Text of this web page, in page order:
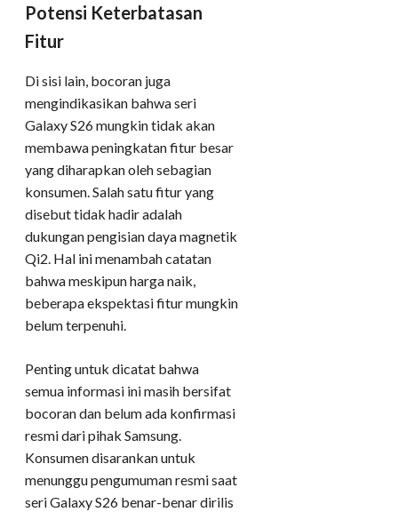
Potensi Keterbatasan
Fitur
Di sisi lain, bocoran juga
mengindikasikan bahwa seri
Galaxy S26 mungkin tidak akan
membawa peningkatan fitur besar
yang diharapkan oleh sebagian
konsumen. Salah satu fitur yang
disebut tidak hadir adalah
dukungan pengisian daya magnetik
Qi2. Hal ini menambah catatan
bahwa meskipun harga naik,
beberapa ekspektasi fitur mungkin
belum terpenuhi.
Penting untuk dicatat bahwa
semua informasi ini masih bersifat
bocoran dan belum ada konfirmasi
resmi dari pihak Samsung.
Konsumen disarankan untuk
menunggu pengumuman resmi saat
seri Galaxy S26 benar-benar dirilis